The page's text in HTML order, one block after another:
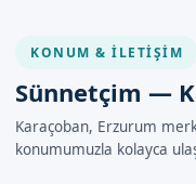
KONUM & İLETIŞIM
Sünnetçim —
Karaçoban, Erzurum
konumumuzla kolayca